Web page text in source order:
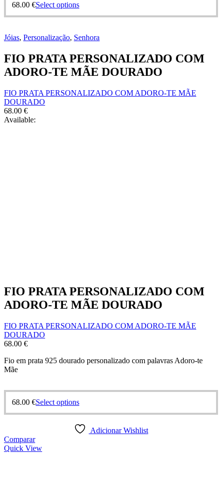
68.00 €Select options
Jóias, Personalização, Senhora
FIO PRATA PERSONALIZADO COM
ADORO-TE MÃE DOURADO
FIO PRATA PERSONALIZADO COM ADORO-TE MÃE
DOURADO
68.00 €
Available:
FIO PRATA PERSONALIZADO COM
ADORO-TE MÃE DOURADO
FIO PRATA PERSONALIZADO COM ADORO-TE MÃE
DOURADO
68.00 €
Fio em prata 925 dourado personalizado com palavras Adoro-te
Mãe
68.00 €Select options
Adicionar Wishlist
Comparar
Quick View